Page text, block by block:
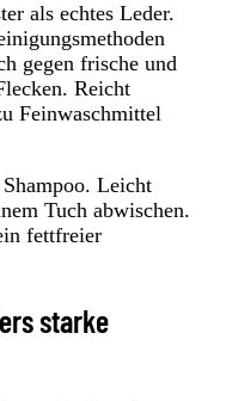
als echtes Leder.
gegen frische und
Reicht
Feinwaschmittel
Leicht
Tuch abwischen.
fettfreier
starke